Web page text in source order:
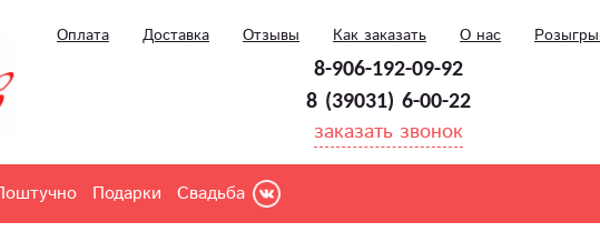
Оплата Доставка Отзывы Как заказать О нас
8-906-192-09-92
8 (39031) 6-00-22
заказать звонок
Подарки Свадьба